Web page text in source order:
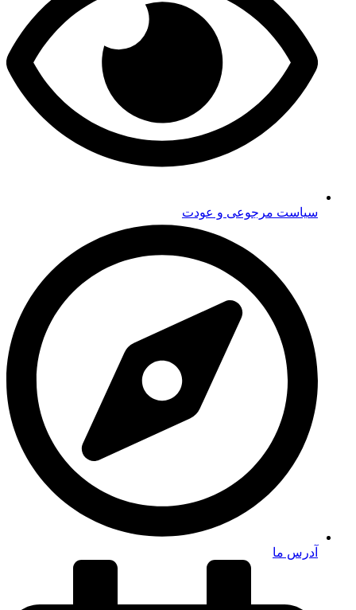
سیاست مرجوعی و عودت
آدرس ما